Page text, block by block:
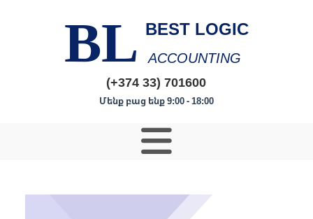
BL BEST LOGIC
ACCOUNTING
(+374 33) 701600
Մենք բաց ենք 9:00 - 18:00